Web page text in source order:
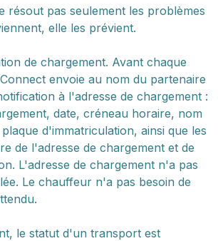
résout pas seulement les problèmes
elle les prévient.
de chargement. Avant chaque
envoie au nom du partenaire
à l'adresse de chargement :
date, créneau horaire, nom
d'immatriculation, ainsi que les
de l'adresse de chargement et de
L'adresse de chargement n'a pas
Le chauffeur n'a pas besoin de
le statut d'un transport est